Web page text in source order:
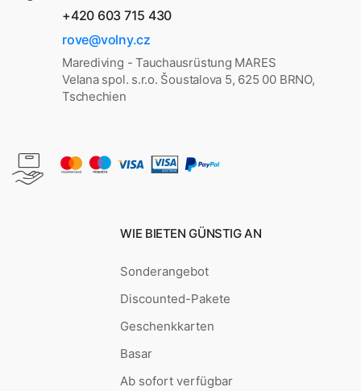
+420 603 715 430
rove@volny.cz
Marediving - Tauchausrüstung MARES
Velana spol. s.r.o. Šoustalova 5, 625 00 BRNO,
Tschechien
WIE BIETEN GÜNSTIG AN
Sonderangebot
Discounted-Pakete
Geschenkkarten
Basar
Ab sofort verfügbar